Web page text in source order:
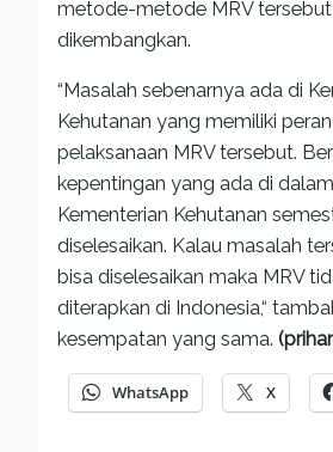
metode-metode MRV
dikembangkan.
“Masalah sebenarnya ada di
Kehutanan yang memiliki
pelaksanaan MRV tersebut.
kepentingan yang ada di
Kementerian Kehutanan
diselesaikan. Kalau masalah
bisa diselesaikan maka MRV
diterapkan di Indonesia,“
kesempatan yang sama.
WhatsApp X